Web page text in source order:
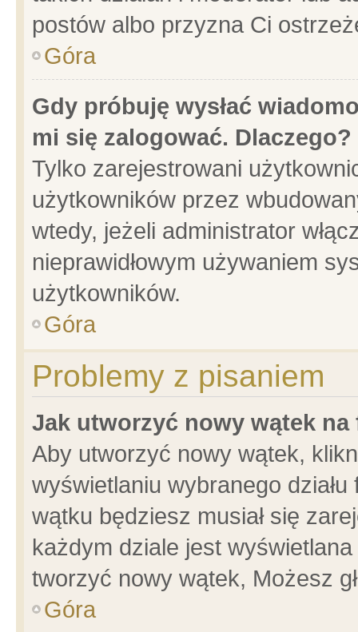
postów albo przyzna Ci
Góra
Gdy próbuję wysłać
mi się zalogować. Dlaczego?
Tylko zarejestrowani
użytkowników przez
wtedy, jeżeli administrator
nieprawidłowym używaniem
użytkowników.
Góra
Problemy z pisaniem
Jak utworzyć nowy wątek na
Aby utworzyć nowy wątek,
wyświetlaniu wybranego
wątku będziesz musiał się
każdym dziale jest
tworzyć nowy wątek, Możesz
Góra